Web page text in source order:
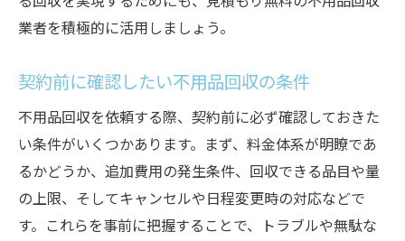
業者を積極的に活用しましょう。
契約前に確認したい不用品回収の条件
不用品回収を依頼する際、契約前に必ず確認しておきた
い条件がいくつかあります。まず、料金体系が明瞭であ
るかどうか、追加費用の発生条件、回収できる品目や量
の上限、そしてキャンセルや日程変更時の対応などで
す。これらを事前に把握することで、トラブルや無駄な